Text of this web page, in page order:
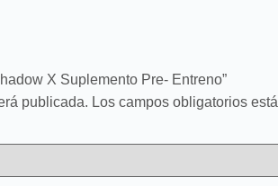
X Suplemento Pre- Entreno”
publicada. Los campos obligatorios